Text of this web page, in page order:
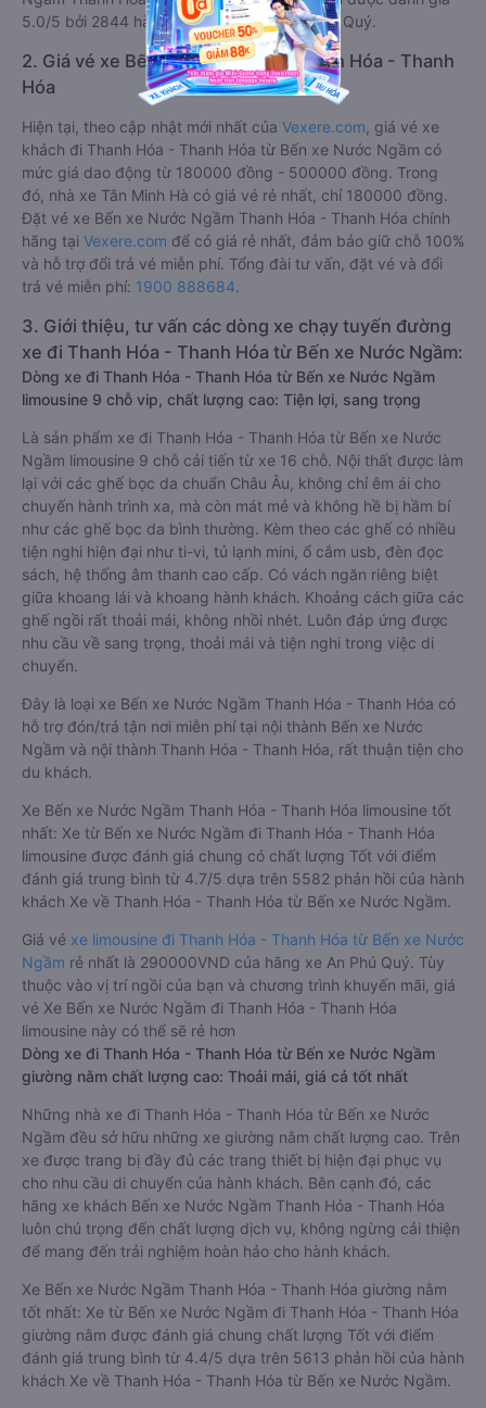
5.0/5 bởi 2844 hành khách là nhà xe An Phú Quý.
2. Giá vé xe Bến xe Nước Ngầm Thanh Hóa - Thanh
Hóa
Hiện tại, theo cập nhật mới nhất của Vexere.com , giá vé xe
khách đi Thanh Hóa - Thanh Hóa từ Bến xe Nước Ngầm có
mức giá dao động từ 180000 đồng - 500000 đồng. Trong
đó, nhà xe Tân Minh Hà có giá vé rẻ nhất, chỉ 180000 đồng.
Đặt vé xe Bến xe Nước Ngầm Thanh Hóa - Thanh Hóa chính
hãng tại Vexere.com để có giá rẻ nhất, đảm bảo giữ chỗ 100%
và hỗ trợ đổi trả vé miễn phí. Tổng đài tư vấn, đặt vé và đổi
trả vé miễn phí: 1900 888684.
3. Giới thiệu, tư vấn các dòng xe chạy tuyến đường
xe đi Thanh Hóa - Thanh Hóa từ Bến xe Nước Ngầm:
Dòng xe đi Thanh Hóa - Thanh Hóa từ Bến xe Nước Ngầm
limousine 9 chỗ vip, chất lượng cao: Tiện lợi, sang trọng
Là sản phẩm xe đi Thanh Hóa - Thanh Hóa từ Bến xe Nước
Ngầm limousine 9 chỗ cải tiến từ xe 16 chỗ. Nội thất được làm
lại với các ghế bọc da chuẩn Châu Âu, không chỉ êm ái cho
chuyến hành trình xa, mà còn mát mẻ và không hề bị hầm bí
như các ghế bọc da bình thường. Kèm theo các ghế có nhiều
tiện nghi hiện đại như ti-vi, tủ lạnh mini, ổ cắm usb, đèn đọc
sách, hệ thống âm thanh cao cấp. Có vách ngăn riêng biệt
giữa khoang lái và khoang hành khách. Khoảng cách giữa các
ghế ngồi rất thoải mái, không nhồi nhét. Luôn đáp ứng được
nhu cầu về sang trọng, thoải mái và tiện nghi trong việc di
chuyển.
Đây là loại xe Bến xe Nước Ngầm Thanh Hóa - Thanh Hóa có
hỗ trợ đón/trả tận nơi miễn phí tại nội thành Bến xe Nước
Ngầm và nội thành Thanh Hóa - Thanh Hóa, rất thuận tiện cho
du khách.
Xe Bến xe Nước Ngầm Thanh Hóa - Thanh Hóa limousine tốt
nhất: Xe từ Bến xe Nước Ngầm đi Thanh Hóa - Thanh Hóa
limousine được đánh giá chung có chất lượng Tốt với điểm
đánh giá trung bình từ 4.7/5 dựa trên 5582 phản hồi của hành
khách Xe về Thanh Hóa - Thanh Hóa từ Bến xe Nước Ngầm.
Giá vé xe limousine đi Thanh Hóa - Thanh Hóa từ Bến xe Nước
Ngầm rẻ nhất là 290000VND của hãng xe An Phú Quý. Tùy
thuộc vào vị trí ngồi của bạn và chương trình khuyến mãi, giá
vé Xe Bến xe Nước Ngầm đi Thanh Hóa - Thanh Hóa
limousine này có thể sẽ rẻ hơn
Dòng xe đi Thanh Hóa - Thanh Hóa từ Bến xe Nước Ngầm
giường nằm chất lượng cao: Thoải mái, giá cả tốt nhất
Những nhà xe đi Thanh Hóa - Thanh Hóa từ Bến xe Nước
Ngầm đều sở hữu những xe giường nằm chất lượng cao. Trên
xe được trang bị đầy đủ các trang thiết bị hiện đại phục vụ
cho nhu cầu di chuyển của hành khách. Bên cạnh đó, các
hãng xe khách Bến xe Nước Ngầm Thanh Hóa - Thanh Hóa
luôn chú trọng đến chất lượng dịch vụ, không ngừng cải thiện
để mang đến trải nghiệm hoàn hảo cho hành khách.
Xe Bến xe Nước Ngầm Thanh Hóa - Thanh Hóa giường nằm
tốt nhất: Xe từ Bến xe Nước Ngầm đi Thanh Hóa - Thanh Hóa
giường nằm được đánh giá chung chất lượng Tốt với điểm
đánh giá trung bình từ 4.4/5 dựa trên 5613 phản hồi của hành
khách Xe về Thanh Hóa - Thanh Hóa từ Bến xe Nước Ngầm.